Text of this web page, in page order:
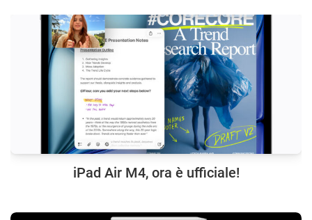
iPad Air M4, ora è ufficiale!